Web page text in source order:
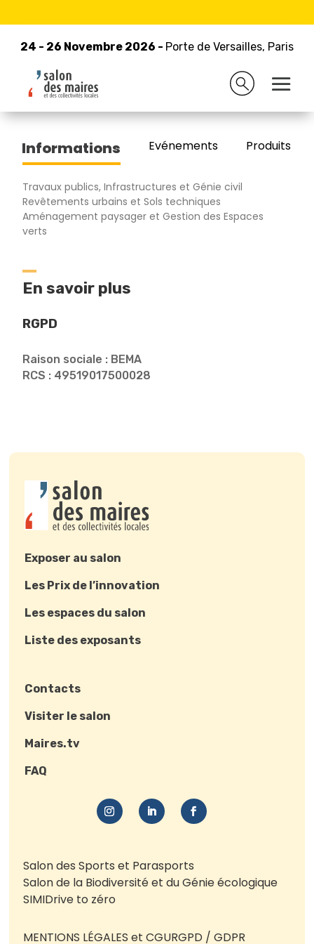
24 - 26 Novembre 2026 - Porte de Versailles, Paris
24 - 26 Novembre 2026 - Porte de Versailles, Paris
Retour à la liste des exposants
BEMA
Informations Evénements Produits/
Travaux publics, Infrastructures et Génie civil
Revêtements urbains et Sols techniques
Aménagement paysager et Gestion des Espaces
verts
En savoir plus
RGPD
Raison sociale : BEMA
RCS : 49519017500028
Exposer au salon
Les Prix de l’innovation
Les espaces du salon
Liste des exposants
Contacts
Visiter le salon
Maires.tv
FAQ
Salon des Sports et Parasports
Salon de la Biodiversité et du Génie écologique
SIMIDrive to zéro
MENTIONS LÉGALES et CGURGPD / GDPR